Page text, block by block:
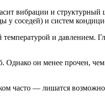
вибрации и структурный
у соседей) и систем
температурой и
Однако он менее прочен,
часто — лишатся